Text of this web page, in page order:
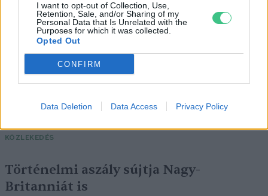
I want to opt-out of Collection, Use,
Retention, Sale, and/or Sharing of my
Personal Data that Is Unrelated with the
Purposes for which it was collected.
Opted Out
CONFIRM
Data Deletion Data Access Privacy Policy
elektromos repülőjáratok Európában
KÖZLEKEDÉS
Történelmi aszály sújtja Nagy-
Britanniát is